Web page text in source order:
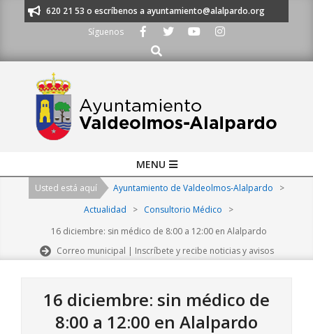
al 91 620 21 53 o escríbenos a ayuntamiento@alalpardo.org
Síguenos
Buscar
Navigation
MENU
Usted está aquí Ayuntamiento de Valdeolmos-Alalpardo
>
Actualidad
> Consultorio Médico
>
16 diciembre: sin médico de 8:00 a 12:00 en Alalpardo
Correo municipal | Inscríbete y recibe noticias y avisos
16 diciembre: sin médico de
8:00 a 12:00 en Alalpardo